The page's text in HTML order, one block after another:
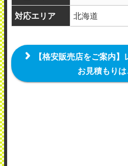
対応エリア 北海道
【格安販売店をご案内
お見積もりは